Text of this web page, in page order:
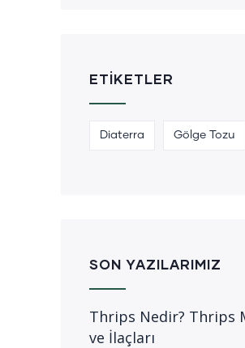
ETIKETLER
Diaterra Gölge Tozu
SON YAZILARIMIZ
Thrips Nedir? Thrips
ve İlaçları